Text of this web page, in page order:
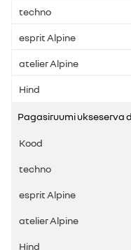
Pagasiruumi ukseserva